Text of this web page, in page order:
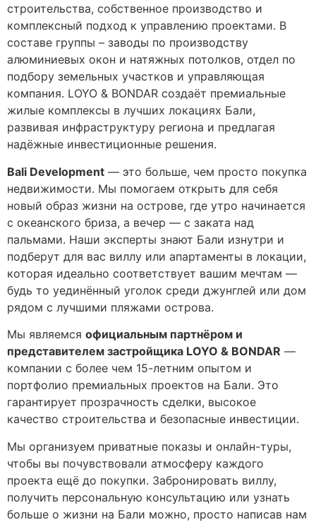
строительства, собственное производство и
комплексный подход к управлению проектами. В
составе группы – заводы по производству
алюминиевых окон и натяжных потолков, отдел по
подбору земельных участков и управляющая
компания. LOYO & BONDAR создаёт премиальные
жилые комплексы в лучших локациях Бали,
развивая инфраструктуру региона и предлагая
надёжные инвестиционные решения.
Bali Development — это больше, чем просто покупка
недвижимости. Мы помогаем открыть для себя
новый образ жизни на острове, где утро начинается
с океанского бриза, а вечер — с заката над
пальмами. Наши эксперты знают Бали изнутри и
подберут для вас виллу или апартаменты в локации,
которая идеально соответствует вашим мечтам —
будь то уединённый уголок среди джунглей или дом
рядом с лучшими пляжами острова.
Мы являемся официальным партнёром и
представителем застройщика LOYO & BONDAR —
компании с более чем 15-летним опытом и
портфолио премиальных проектов на Бали. Это
гарантирует прозрачность сделки, высокое
качество строительства и безопасные инвестиции.
Мы организуем приватные показы и онлайн-туры,
чтобы вы почувствовали атмосферу каждого
проекта ещё до покупки. Забронировать виллу,
получить персональную консультацию или узнать
больше о жизни на Бали можно, просто написав нам